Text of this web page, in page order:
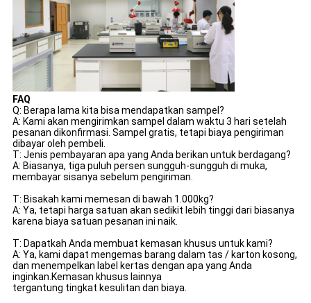
FAQ
Q: Berapa lama kita bisa mendapatkan sampel?
A: Kami akan mengirimkan sampel dalam waktu 3 hari setelah
pesanan dikonfirmasi. Sampel gratis, tetapi biaya pengiriman
dibayar oleh pembeli.
T: Jenis pembayaran apa yang Anda berikan untuk berdagang?
A: Biasanya, tiga puluh persen sungguh-sungguh di muka,
membayar sisanya sebelum pengiriman.
T: Bisakah kami memesan di bawah 1.000kg?
A: Ya, tetapi harga satuan akan sedikit lebih tinggi dari biasanya
karena biaya satuan pesanan ini naik.
T: Dapatkah Anda membuat kemasan khusus untuk kami?
A: Ya, kami dapat mengemas barang dalam tas / karton kosong,
dan menempelkan label kertas dengan apa yang Anda
inginkan.Kemasan khusus lainnya
tergantung tingkat kesulitan dan biaya.